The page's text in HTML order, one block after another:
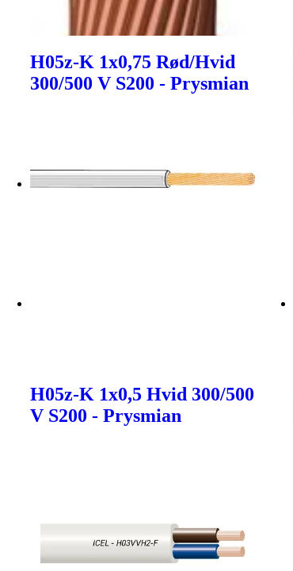
H05z-K 1x0,75 Rød/Hvid
300/500 V S200 - Prysmian
H05z-K 1x0,5 Hvid 300/500
V S200 - Prysmian